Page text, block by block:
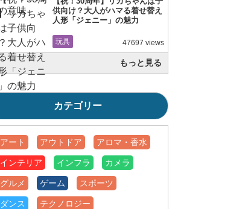
供向け？大人がハマる着せ替え
人形「ジェニー」の魅力
玩具 47697 views
もっと見る
カテゴリー
アート アウトドア アロマ・香水
インテリア インフラ カメラ
グルメ ゲーム スポーツ
ダンス テクノロジー